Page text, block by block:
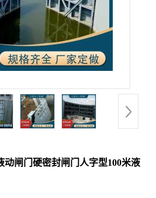
动闸门硬密封闸门人字型100米液